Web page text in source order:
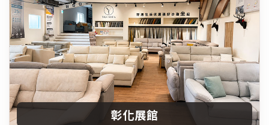
彰化展館